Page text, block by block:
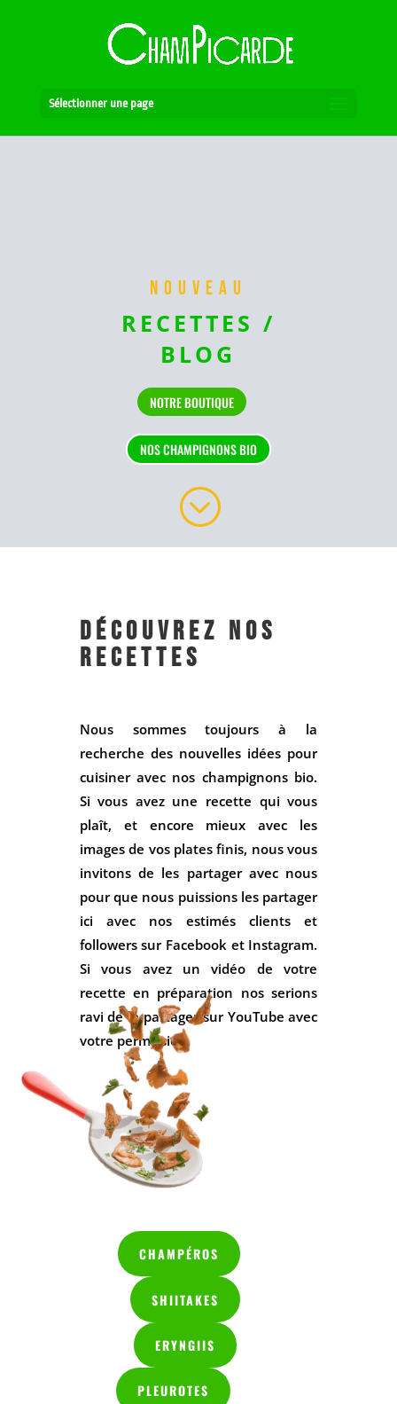
Sélectionner une page
NOUVEAU
RECETTES /
BLOG
NOTRE BOUTIQUE
NOS CHAMPIGNONS BIO
;
découvrez nos
recettes
Nous sommes toujours à la
recherche des nouvelles idées pour
cuisiner avec nos champignons bio.
Si vous avez une recette qui vous
plaît, et encore mieux avec les
images de vos plates finis, nous vous
invitons de les partager avec nous
pour que nous puissions les partager
ici avec nos estimés clients et
followers sur Facebook et Instagram.
Si vous avez un vidéo de votre
recette en préparation nos serions
ravi de le partager sur YouTube avec
votre permission.
CHAMPÉROS
SHIITAKES
ERYNGIIS
PLEUROTES